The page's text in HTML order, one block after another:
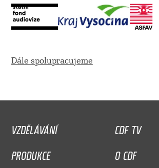
Dále spolupracujeme
VZDĚLÁVÁNÍ
CDF TV
PRODUKCE
O CDF